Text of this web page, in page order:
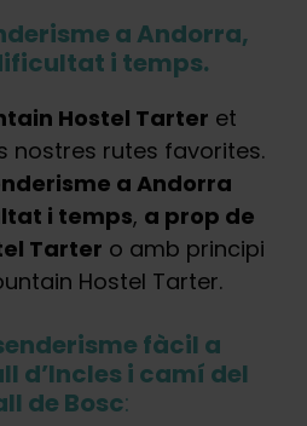
a Andorra,
i temps.
Hostel Tarter et
nostres rutes favorites.
a Andorra
i temps, a prop de
Tarter o amb principi
Hostel Tarter.
fàcil a
d’Incles i camí del
de Bosc: